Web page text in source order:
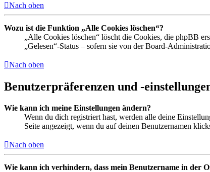
Nach oben
Wozu ist die Funktion „Alle Cookies löschen“?
„Alle Cookies löschen“ löscht die Cookies, die phpBB
„Gelesen“-Status – sofern sie von der Board-
Nach oben
Benutzerpräferenzen und -
Wie kann ich meine Einstellungen ändern?
Wenn du dich registriert hast, werden alle deine
Seite angezeigt, wenn du auf deinen Benutzernamen
Nach oben
Wie kann ich verhindern, dass mein Benutzername in der